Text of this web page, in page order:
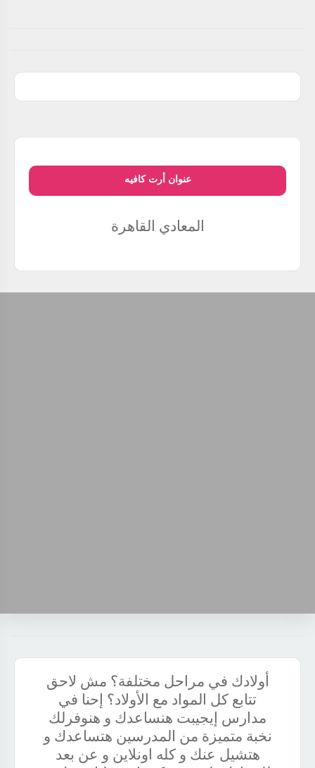
عنوان أرت كافيه
المعادي القاهرة
أولادك في مراحل مختلفة؟ مش لاحق
تتابع كل المواد مع الأولاد؟ إحنا في
مدارس إيجيبت هنساعدك و هنوفرلك
نخبة متميزة من المدرسين هتساعدك و
هتشيل عنك و كله اونلاين و عن بعد